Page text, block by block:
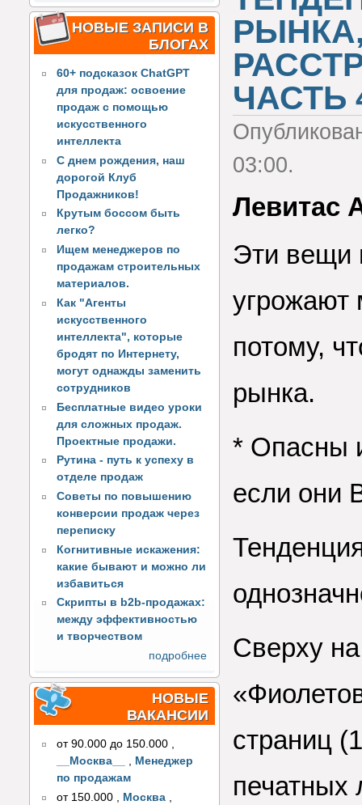
НОВЫЕ ЗАПИСИ В
БЛОГАХ
60+ подсказок ChatGPT
для продаж: освоение
продаж с помощью
искусственного
интеллекта
С днем рождения, наш
дорогой Клуб
Продажников!
Крутым боссом быть
легко?
Ищем менеджеров по
продажам строительных
материалов.
Как "Агенты
искусственного
интеллекта", которые
бродят по Интернету,
могут однажды заменить
сотрудников
Бесплатные видео уроки
для сложных продаж.
Проектные продажи.
Рутина - путь к успеху в
отделе продаж
Советы по повышению
конверсии продаж через
переписку
Когнитивные искажения:
какие бывают и можно ли
избавиться
Скрипты в b2b-продажах:
между эффективностью
и творчеством
подробнее
НОВЫЕ
ВАКАНСИИ
от 90.000 до 150.000 ,
__Москва__
, Менеджер
по продажам
от 150.000
Москва
ЧАСТЬ
03:00.
Левитас
Эти вещи
угрожают
потому,
рынка.
* Опасны
если они
Сверху
страниц
печатных